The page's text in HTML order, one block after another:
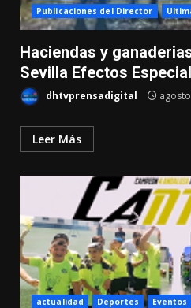
Publicaciones del Director
Haciendas y
Sevilla Efectos
dhtvprensadigital
Leer Más
actualidad Deportes
Eventos